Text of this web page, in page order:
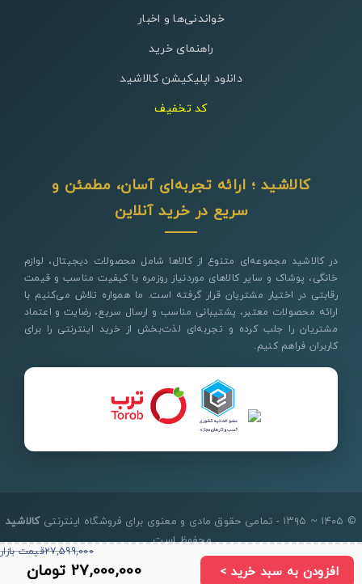
27,599,000قیمت بازار
27,000,000 تومان
خواندنی‌ها و اخبار
راهنمای خرید
دانلود اپلیکیشن کالاشید
کد تخفیف
کالاشید ؛ ارائه تجربه‌ای آسان، مطمئن و
سریع در خرید آنلاین
در کالاشید مجموعه‌ای متنوع از کالاها شامل محصولات دیجیتال، لوازم
خانگی، پوشاک و سایر کالاهای موردنیاز روزمره با کیفیت مناسب و قیمت
رقابتی در اختیار مشتریان قرار گرفته است. ما همواره تلاش می‌کنیم با
ارائه محصولات معتبر، پشتیبانی مناسب و ارسال سریع، رضایت و اعتماد
مشتریان را جلب کرده و تجربه‌ای لذت‌بخش از خرید اینترنتی را برای
کاربران فراهم کنیم.
© ۱۴۰۵ ~ ۱۳۹۵ - تمامی حقوق مادی و معنوی برای فروشگاه اینترنتی
کالاشید
محفوظ است.